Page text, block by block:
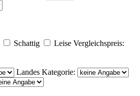
Schattig Leise Vergleichspreis:
Landes Kategorie: